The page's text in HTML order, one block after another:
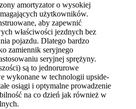
amortyzator o wysokiej
użytkowników.
aby zapewnić
właściwości jezdnych bez
pojazdu. Dlatego bardzo
zamiennik seryjnego
seryjnej sprężyny.
są to jednorurowe
wykonane w technologii upside-
osiągi i optymalne prowadzenie
na co dzień jak również w